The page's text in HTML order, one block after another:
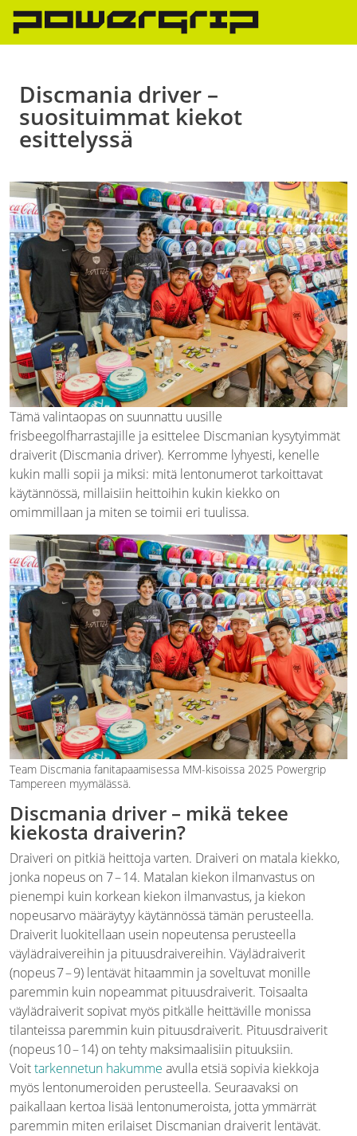
Skip
content
Discmania driver –
suosituimmat kiekot
esittelyssä
Tämä valintaopas on suunnattu uusille
frisbeegolfharrastajille ja esittelee Discmanian kysytyimmät
draiverit (Discmania driver). Kerromme lyhyesti, kenelle
kukin malli sopii ja miksi: mitä lentonumerot tarkoittavat
käytännössä, millaisiin heittoihin kukin kiekko on
omimmillaan ja miten se toimii eri tuulissa.
Team Discmania fanitapaamisessa MM-kisoissa 2025 Powergrip
Tampereen myymälässä.
Discmania driver – mikä tekee
kiekosta draiverin?
Draiveri on pitkiä heittoja varten. Draiveri on matala kiekko,
jonka nopeus on 7 – 14. Matalan kiekon ilmanvastus on
pienempi kuin korkean kiekon ilmanvastus, ja kiekon
nopeusarvo määräytyy käytännössä tämän perusteella.
Draiverit luokitellaan usein nopeutensa perusteella
väylädraivereihin ja pituusdraivereihin. Väylädraiverit
(nopeus 7 – 9) lentävät hitaammin ja soveltuvat monille
paremmin kuin nopeammat pituusdraiverit. Toisaalta
väylädraiverit sopivat myös pitkälle heittäville monissa
tilanteissa paremmin kuin pituusdraiverit. Pituusdraiverit
(nopeus 10 – 14) on tehty maksimaalisiin pituuksiin.
Voittarkennetun hakumme avulla etsiä sopivia kiekkoja
myös lentonumeroiden perusteella. Seuraavaksi on
paikallaan kertoa lisää lentonumeroista, jotta ymmärrät
paremmin miten erilaiset Discmanian draiverit lentävät.